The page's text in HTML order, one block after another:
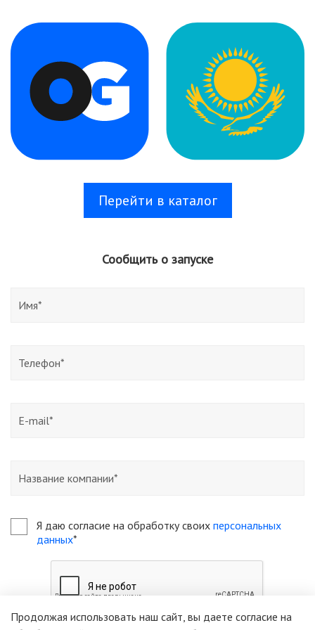
Перейти в каталог
Сообщить о запуске
Я даю согласие на обработку своих персональных
данных*
Продолжая использовать наш сайт, вы даете согласие на